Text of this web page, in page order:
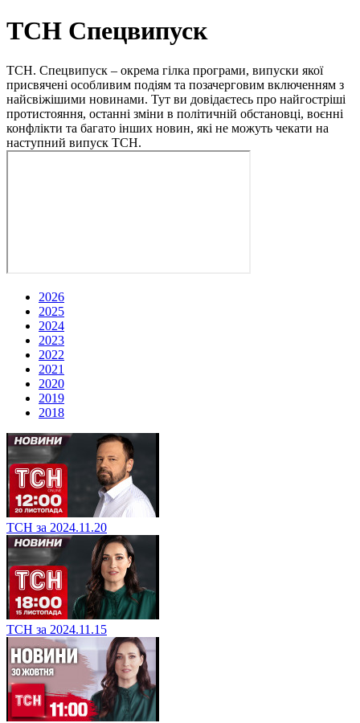
ТСН Спецвипуск
ТСН. Спецвипуск – окрема гілка програми, випуски якої
присвячені особливим подіям та позачерговим включенням з
найсвіжішими новинами. Тут ви довідаєтесь про найгостріші
протистояння, останні зміни в політичній обстановці, воєнні
конфлікти та багато інших новин, які не можуть чекати на
наступний випуск ТСН.
2026
2025
2024
2023
2022
2021
2020
2019
2018
ТСН за 2024.11.20
ТСН за 2024.11.15